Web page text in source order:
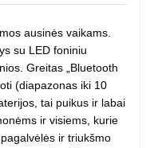
ausinės vaikams.
su LED foniniu
Greitas „Bluetooth
(diapazonas iki 10
tai puikus ir labai
ir visiems, kurie
ir triukšmo